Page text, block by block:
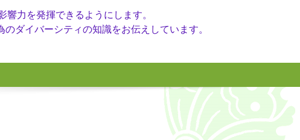
響力を発揮できるようにします。
ダイバーシティの知識をお伝えしています。